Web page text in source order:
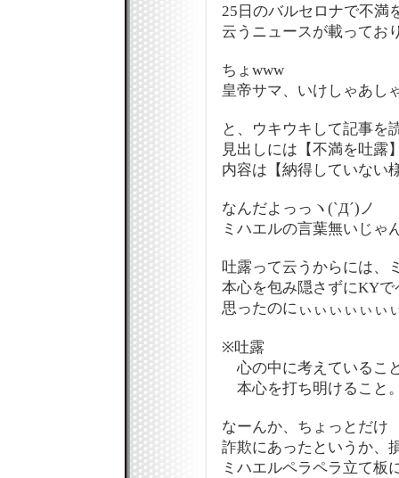
25日のバルセロナで不満
云うニュースが載ってお
ちょwww
皇帝サマ、いけしゃあし
と、ウキウキして記事を
見出しには【不満を吐露
内容は【納得していない
なんだよっっヽ(`Д´)ノ
ミハエルの言葉無いじゃ
吐露って云うからには、
本心を包み隠さずにKY
思ったのにぃぃぃぃぃぃ
※吐露
心の中に考えているこ
本心を打ち明けること
なーんか、ちょっとだけ
詐欺にあったというか、
ミハエルペラペラ立て板